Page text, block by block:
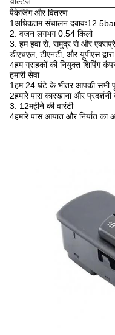
पैकेजिंग और वितरण
1अधिकतम संचालन
2. वजन लगभग 0.54 किलो
3. हम हवा से, समुद्र से और
डीएचएल, टीएनटी, और यूपीएस
4हम ग्राहकों की नियुक्त शिपिंग
हमारी सेवा
1हम 24 घंटे के भीतर आपकी सभी
2हमारे पास कारखाना और प्रदर्शनी
3. 12महीने की वारंटी
4हमारे पास आयात और निर्यात का